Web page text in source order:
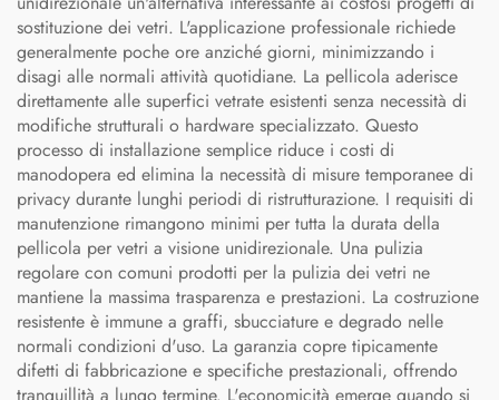
sostituzione dei vetri. L'applicazione professionale richiede
generalmente poche ore anziché giorni, minimizzando i
disagi alle normali attività quotidiane. La pellicola aderisce
direttamente alle superfici vetrate esistenti senza necessità di
modifiche strutturali o hardware specializzato. Questo
processo di installazione semplice riduce i costi di
manodopera ed elimina la necessità di misure temporanee di
privacy durante lunghi periodi di ristrutturazione. I requisiti di
manutenzione rimangono minimi per tutta la durata della
pellicola per vetri a visione unidirezionale. Una pulizia
regolare con comuni prodotti per la pulizia dei vetri ne
mantiene la massima trasparenza e prestazioni. La costruzione
resistente è immune a graffi, sbucciature e degrado nelle
normali condizioni d'uso. La garanzia copre tipicamente
difetti di fabbricazione e specifiche prestazionali, offrendo